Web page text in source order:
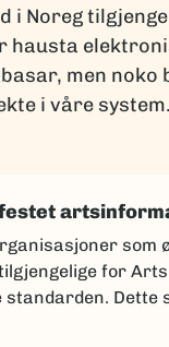
i Noreg
hausta
men noko
i våre system.
som
for
standarden. Dette
korrekt i